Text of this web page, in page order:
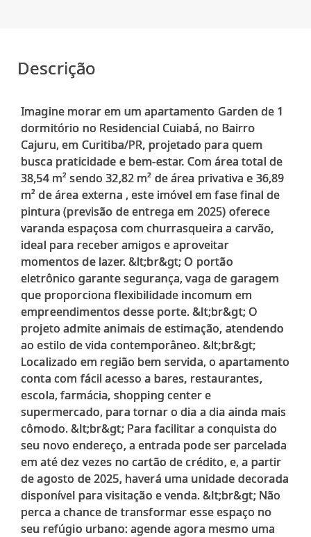
Descrição
Imagine morar em um apartamento Garden de 1
dormitório no Residencial Cuiabá, no Bairro
Cajuru, em Curitiba/PR, projetado para quem
busca praticidade e bem-estar. Com área total de
38,54 m² sendo 32,82 m² de área privativa e 36,89
m² de área externa , este imóvel em fase final de
pintura (previsão de entrega em 2025) oferece
varanda espaçosa com churrasqueira a carvão,
ideal para receber amigos e aproveitar
momentos de lazer. &lt;br&gt; O portão
eletrônico garante segurança, vaga de garagem
que proporciona flexibilidade incomum em
empreendimentos desse porte. &lt;br&gt; O
projeto admite animais de estimação, atendendo
ao estilo de vida contemporâneo. &lt;br&gt;
Localizado em região bem servida, o apartamento
conta com fácil acesso a bares, restaurantes,
escola, farmácia, shopping center e
supermercado, para tornar o dia a dia ainda mais
cômodo. &lt;br&gt; Para facilitar a conquista do
seu novo endereço, a entrada pode ser parcelada
em até dez vezes no cartão de crédito, e, a partir
de agosto de 2025, haverá uma unidade decorada
disponível para visitação e venda. &lt;br&gt; Não
perca a chance de transformar esse espaço no
seu refúgio urbano: agende agora mesmo uma